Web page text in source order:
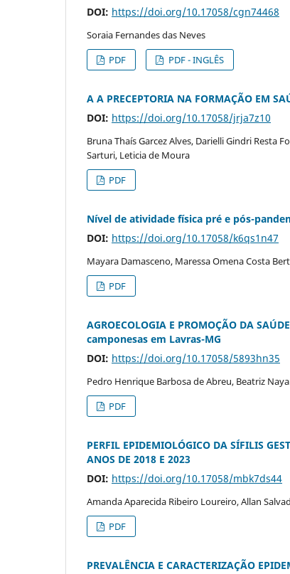
DOI: https://doi.org/10.17058/cgn74468
Soraia Fernandes das Neves
PDF
PDF - INGLÊS
A A PRECEPTORIA NA FORMAÇÃO EM
DOI: https://doi.org/10.17058/jrja7z10
Bruna Thaís Garcez Alves, Darielli Gindri Resta
Sarturi, Leticia de Moura
PDF
Nível de atividade física pré e pós-
DOI: https://doi.org/10.17058/k6qs1n47
Mayara Damasceno, Maressa Omena Costa
PDF
AGROECOLOGIA E PROMOÇÃO DA
camponesas em Lavras-MG
DOI: https://doi.org/10.17058/5893hn35
Pedro Henrique Barbosa de Abreu, Beatriz
PDF
PERFIL EPIDEMIOLÓGICO DA SÍFILIS
ANOS DE 2018 E 2023
DOI: https://doi.org/10.17058/mbk7ds44
Amanda Aparecida Ribeiro Loureiro, Allan
PDF
PREVALÊNCIA E CARACTERIZAÇÃO